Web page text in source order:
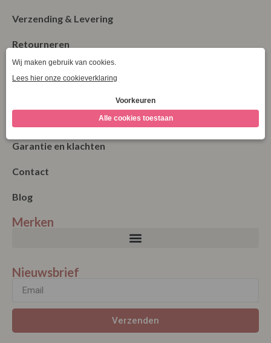
Verzending & Levering
Retourneren
Bestellen
Algemene Voorwaarden
Garantie en klachten
Contact
Blog
Merken
Nieuwsbrief
Verzenden